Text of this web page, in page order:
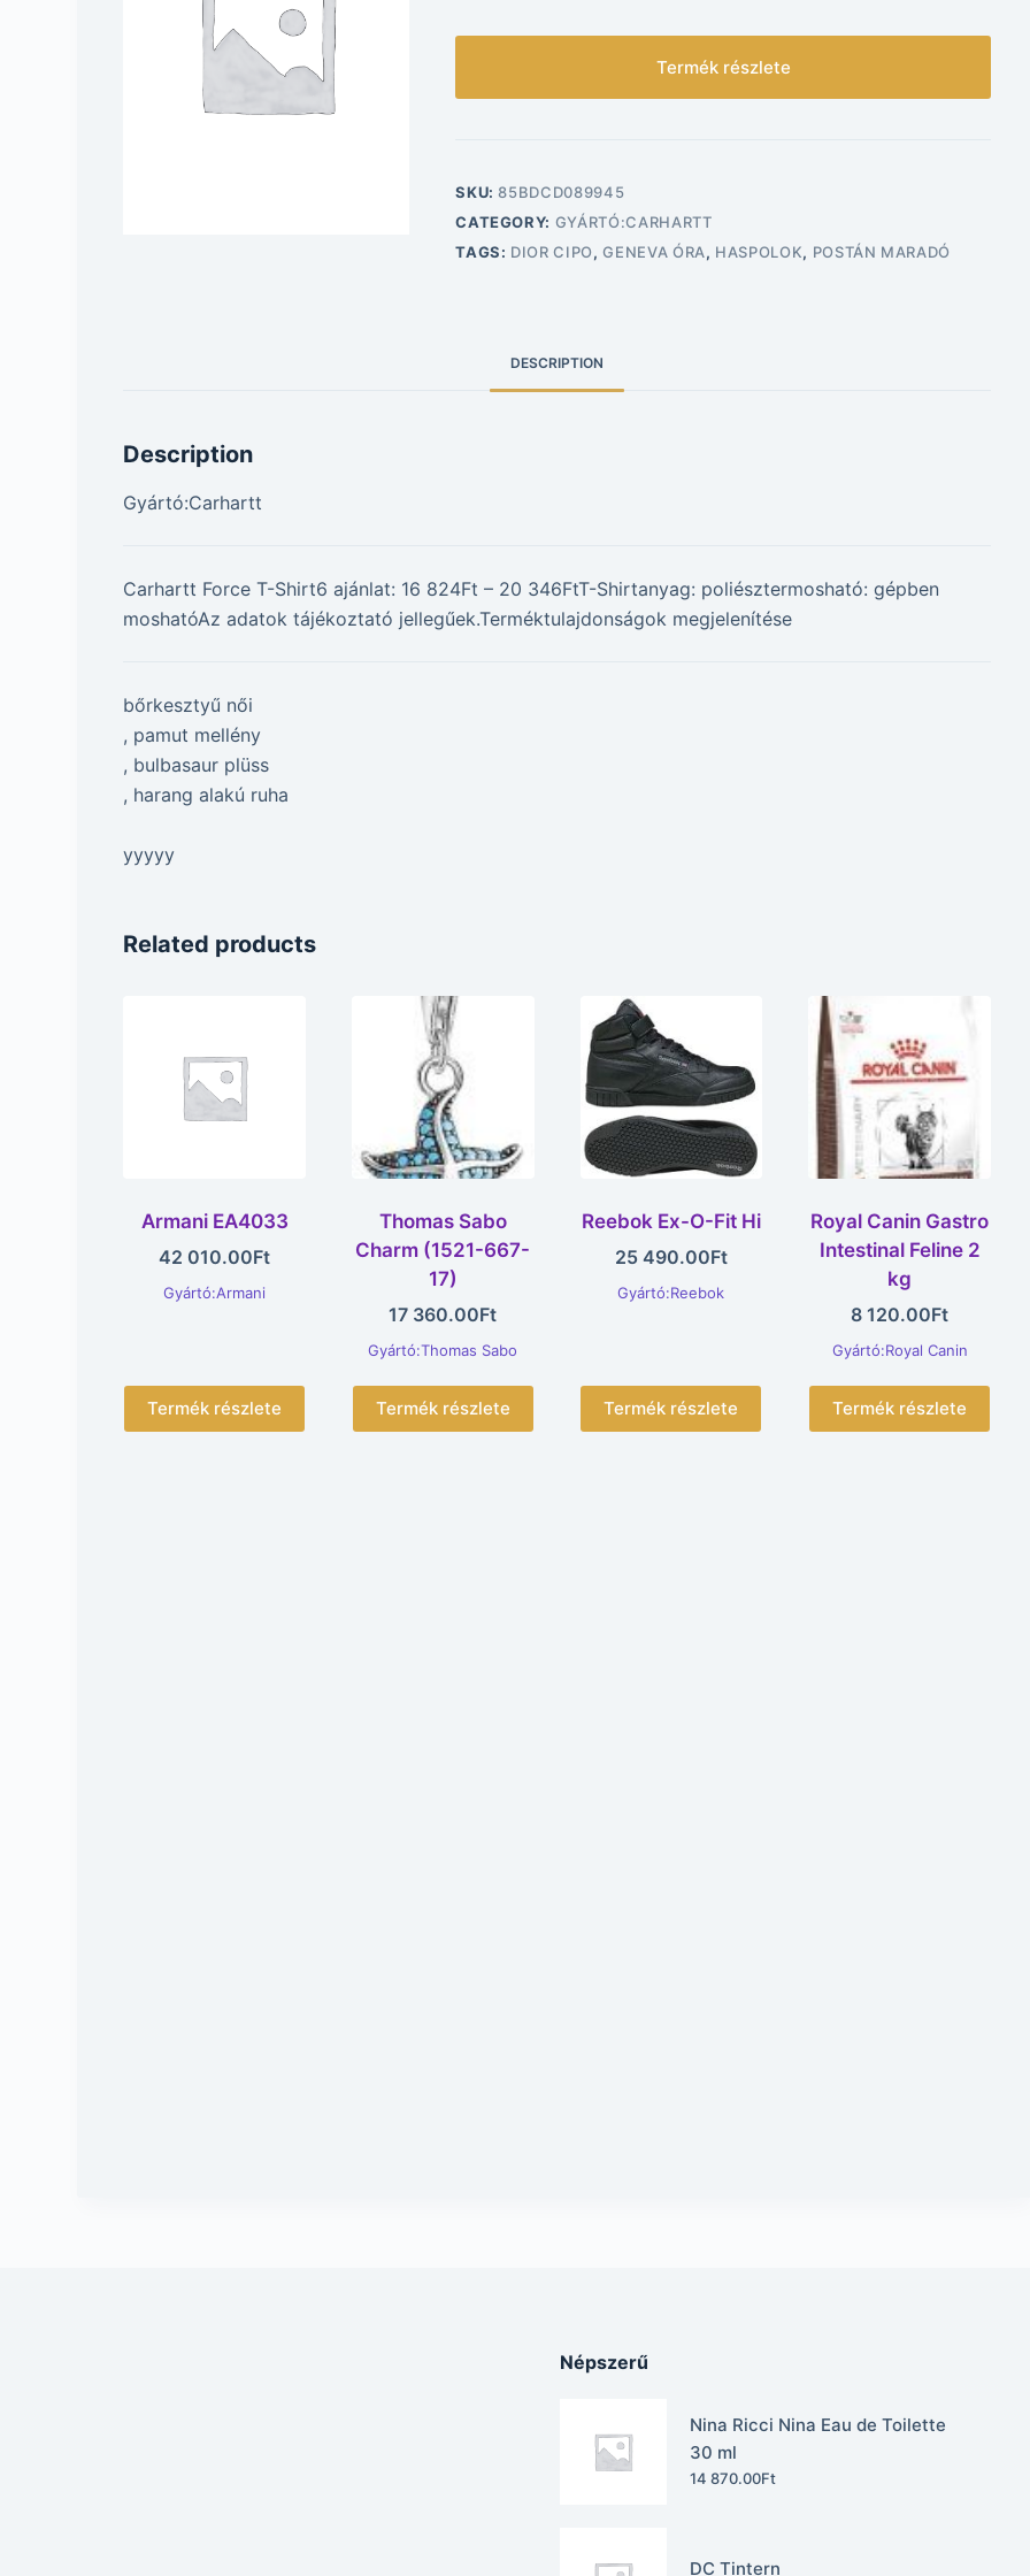
Termék részlete
SKU:85BDCD089945
CATEGORY: GYÁRTÓ:CARHARTT
TAGS: DIOR CIPO,GENEVA ÓRA, HASPOLOK, POSTÁN MARADÓ
DESCRIPTION
Description
Gyártó:Carhartt
Carhartt Force T-Shirt6 ajánlat: 16 824Ft – 20 346FtT-Shirtanyag: poliésztermosható: gépben
moshatóAz adatok tájékoztató jellegűek.Terméktulajdonságok megjelenítése
bőrkesztyű női
, pamut mellény
, bulbasaur plüss
, harang alakú ruha
yyyyy
Related products
Armani EA4033
42 010.00Ft
Gyártó:Armani
Termék részlete
Thomas Sabo
Charm (1521-667-
17)
17 360.00Ft
Gyártó:Thomas Sabo
Termék részlete
Reebok Ex-O-Fit Hi
25 490.00Ft
Gyártó:Reebok
Termék részlete
Royal Canin Gastro
Intestinal Feline 2
kg
8 120.00Ft
Gyártó:Royal Canin
Termék részlete
Népszerű
Nina Ricci Nina Eau de Toilette
30 ml
14 870.00Ft
DC Tintern